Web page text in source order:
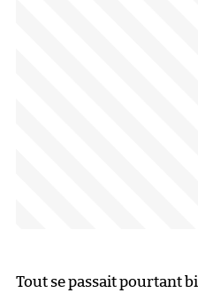
Tout se passait pourtant